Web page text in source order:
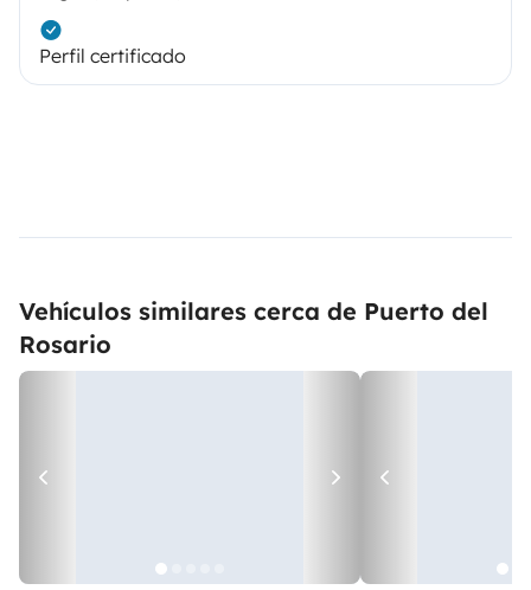
Perfil certificado
Vehículos similares cerca de Puerto del
Rosario